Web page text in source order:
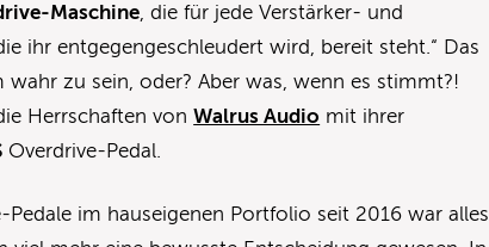
Maschine, die für jede Verstärker- und
ihr entgegengeschleudert wird, bereit steht.“ Das
zu sein, oder? Aber was, wenn es stimmt?!
Herrschaften vonWalrus Audio mit ihrer
Overdrive-Pedal.
Pedale im hauseigenen Portfolio seit 2016 war alles